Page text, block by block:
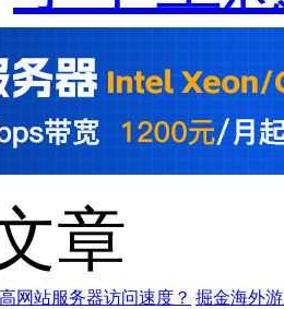
章
网站服务器访问速度？ 掘金海外